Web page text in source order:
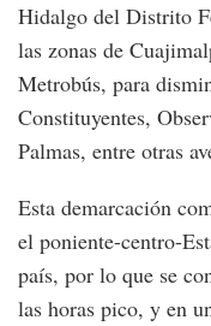
Hidalgo del Distrito
las zonas de
Metrobús, para
Constituyentes,
Palmas, entre otras
Esta demarcación
el poniente-centro-
país, por lo que se
las horas pico, y en